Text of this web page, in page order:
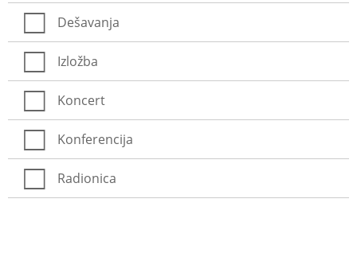
Dešavanja
Izložba
Koncert
Konferencija
Radionica